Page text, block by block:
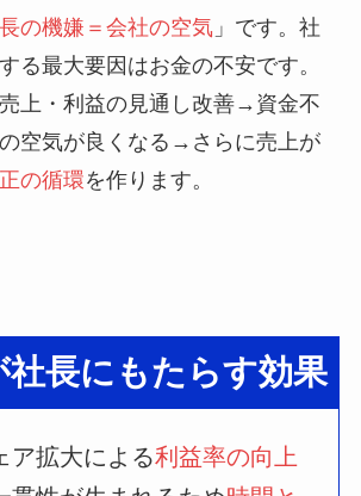
の機嫌＝会社の空気 」です。社
る最大要因はお金の不安です。
上・利益の見通し改善→資金不
空気が良くなる→さらに売上が
正の循環を作ります。
社長にもたらす効果
ア拡大による利益率の向上